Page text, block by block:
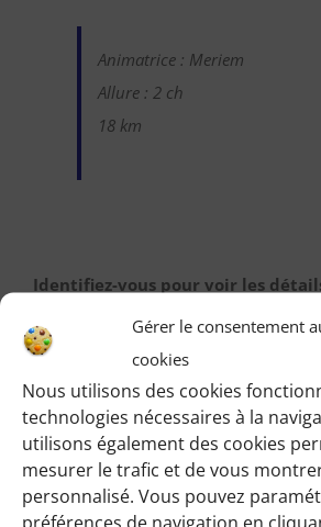
Gérer le consentement
cookies
Nous utilisons des cookies
technologies nécessaires à la
utilisons également des cookies
mesurer le trafic et de vous
personnalisé. Vous pouvez
préférences de navigation en
Animatrice : Meriem
Allure : 2 ch
18 km
Identifiez-vous pour voir les
Une fois identifiée en tant
accéder à toutes les informations de
horaires, lieux, etc.
M’IDENTIFIER